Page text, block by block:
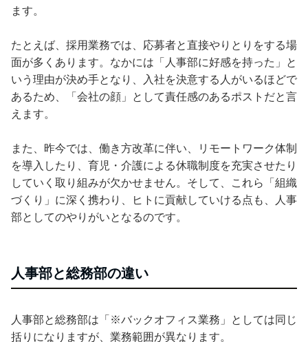
ます。
たとえば、採用業務では、応募者と直接やりとりをする場
面が多くあります。なかには「人事部に好感を持った」と
いう理由が決め手となり、入社を決意する人がいるほどで
あるため、「会社の顔」として責任感のあるポストだと言
えます。
また、昨今では、働き方改革に伴い、リモートワーク体制
を導入したり、育児・介護による休職制度を充実させたり
していく取り組みが欠かせません。そして、これら「組織
づくり」に深く携わり、ヒトに貢献していける点も、人事
部としてのやりがいとなるのです。
人事部と総務部の違い
人事部と総務部は「※バックオフィス業務」としては同じ
括りになりますが、業務範囲が異なります。